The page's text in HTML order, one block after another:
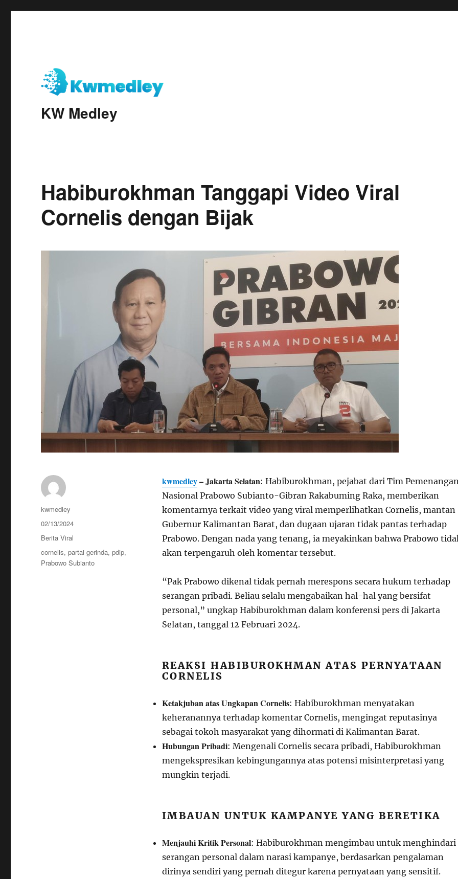
KW Medley
Habiburokhman Tanggapi Video Viral
Cornelis dengan Bijak
kwmedley– Jakarta Selatan: Habiburokhman, pejabat dari Tim
Nasional Prabowo Subianto-Gibran Rakabuming Raka, memberikan
komentarnya terkait video yang viral memperlihatkan Cornelis, mantan
Gubernur Kalimantan Barat, dan dugaan ujaran tidak pantas terhadap
Prabowo. Dengan nada yang tenang, ia meyakinkan bahwa Prabowo
akan terpengaruh oleh komentar tersebut.
“Pak Prabowo dikenal tidak pernah merespons secara hukum terhadap
serangan pribadi. Beliau selalu mengabaikan hal-hal yang bersifat
personal,” ungkap Habiburokhman dalam konferensi pers di Jakarta
Selatan, tanggal 12 Februari 2024.
REAKSI HABIBUROKHMAN ATAS PERNYATAAN
CORNELIS
Ketakjuban atas Ungkapan Cornelis: Habiburokhman menyatakan
keheranannya terhadap komentar Cornelis, mengingat reputasinya
sebagai tokoh masyarakat yang dihormati di Kalimantan Barat.
Hubungan Pribadi: Mengenali Cornelis secara pribadi, Habiburokhman
mengekspresikan kebingungannya atas potensi misinterpretasi yang
mungkin terjadi.
IMBAUAN UNTUK KAMPANYE YANG BERETIKA
Menjauhi Kritik Personal: Habiburokhman mengimbau untuk menghindari
serangan personal dalam narasi kampanye, berdasarkan pengalaman
dirinya sendiri yang pernah ditegur karena pernyataan yang sensitif.
Author
kwmedley
Posted
on
02/13/2024
Categories
Berita Viral
Tags
cornelis,partai gerinda,pdip,
Prabowo Subianto